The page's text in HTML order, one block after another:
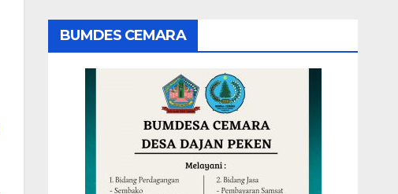
BUMDES CEMARA